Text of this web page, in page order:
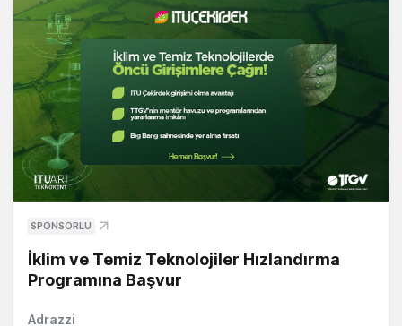
SPONSORLU
İklim ve Temiz Teknolojiler Hızlandırma
Programına Başvur
Adrazzi